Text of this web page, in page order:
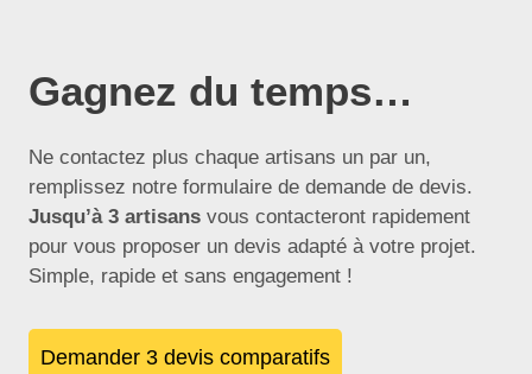
Gagnez du temps…
Ne contactez plus chaque artisans un par un,
remplissez notre formulaire de demande de devis.
Jusqu’à 3 artisans vous contacteront rapidement
pour vous proposer un devis adapté à votre projet.
Simple, rapide et sans engagement !
Demander 3 devis comparatifs